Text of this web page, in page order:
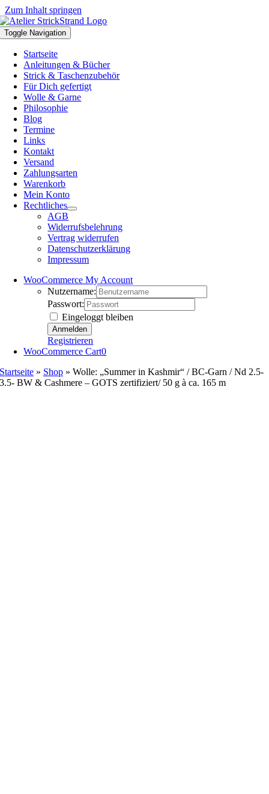
Zum Inhalt springen
Toggle Navigation
Startseite
Anleitungen & Bücher
Strick & Taschenzubehör
Für Dich gefertigt
Wolle & Garne
Philosophie
Blog
Termine
Links
Kontakt
Versand
Zahlungsarten
Warenkorb
Mein Konto
Rechtliches
AGB
Widerrufsbelehrung
Vertrag widerrufen
Datenschutzerklärung
Impressum
WooCommerce My Account
Nutzername:
Passwort:
Eingeloggt bleiben
Registrieren
WooCommerce Cart0
Startseite » Shop »Wolle: „Summer in Kashmir“ / BC-Garn / Nd 2.5-
3.5- BW & Cashmere – GOTS zertifiziert/ 50 g à ca. 165 m